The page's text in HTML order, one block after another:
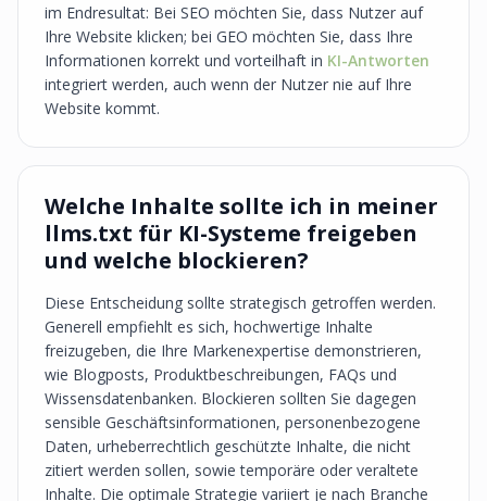
im Endresultat: Bei SEO möchten Sie, dass Nutzer auf
Ihre Website klicken; bei GEO möchten Sie, dass Ihre
Informationen korrekt und vorteilhaft in KI-Antworten
integriert werden, auch wenn der Nutzer nie auf Ihre
Website kommt.
Welche Inhalte sollte ich in meiner
llms.txt für KI-Systeme freigeben
und welche blockieren?
Diese Entscheidung sollte strategisch getroffen werden.
Generell empfiehlt es sich, hochwertige Inhalte
freizugeben, die Ihre Markenexpertise demonstrieren,
wie Blogposts, Produktbeschreibungen, FAQs und
Wissensdatenbanken. Blockieren sollten Sie dagegen
sensible Geschäftsinformationen, personenbezogene
Daten, urheberrechtlich geschützte Inhalte, die nicht
zitiert werden sollen, sowie temporäre oder veraltete
Inhalte. Die optimale Strategie variiert je nach Branche